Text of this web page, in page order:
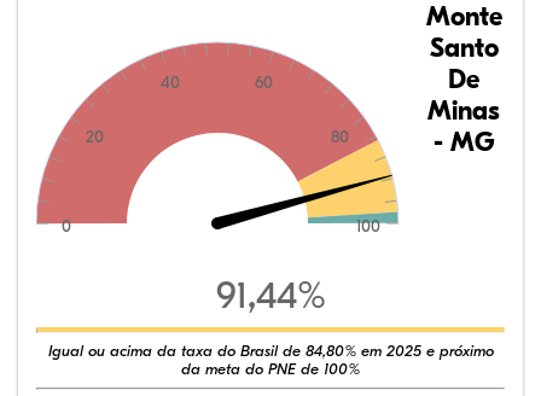
0
20
40 60
80
100
Monte
Santo
De
Minas
- MG
91,44%
Igual ou acima da taxa do Brasil de 84,80% em 2025 e próximo
da meta do PNE de 100%